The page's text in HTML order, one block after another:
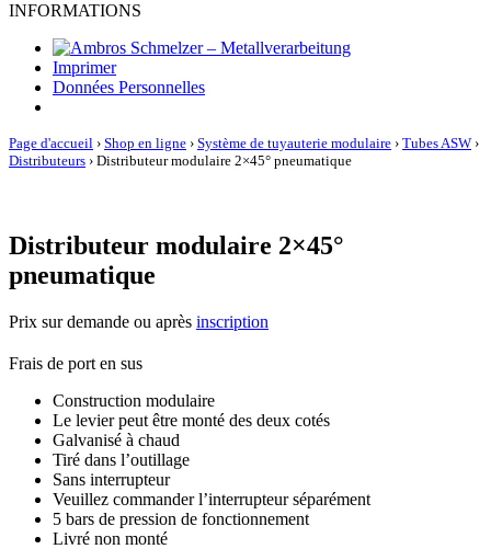
INFORMATIONS
Imprimer
Données Personnelles
Page d'accueil › Shop en ligne › Système de tuyauterie modulaire › Tubes ASW ›
Distributeurs › Distributeur modulaire 2×45° pneumatique
Distributeur modulaire 2×45°
pneumatique
Prix sur demande ou après inscription
Frais de port en sus
Construction modulaire
Le levier peut être monté des deux cotés
Galvanisé à chaud
Tiré dans l’outillage
Sans interrupteur
Veuillez commander l’interrupteur séparément
5 bars de pression de fonctionnement
Livré non monté